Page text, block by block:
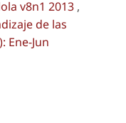
v8n1 2013 ,
de las
Ene-Jun